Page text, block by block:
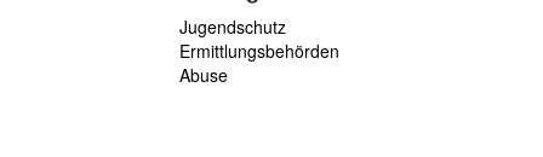
Jugendschutz
Ermittlungsbehörden
Abuse